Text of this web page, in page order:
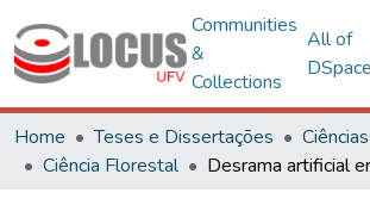
Communities
&
Collections
All of
DSpace
Home Teses e Dissertações
Ciência Florestal